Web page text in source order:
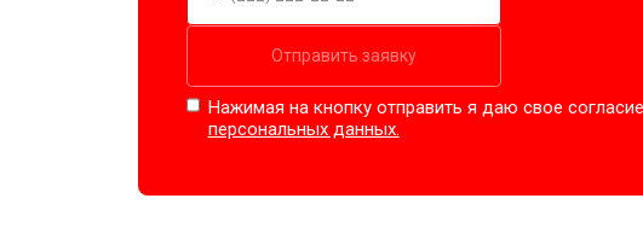
Отправить заявку
Нажимая на кнопку отправить я даю свое
персональных данных.